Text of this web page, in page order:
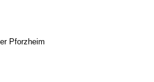
Pforzheim